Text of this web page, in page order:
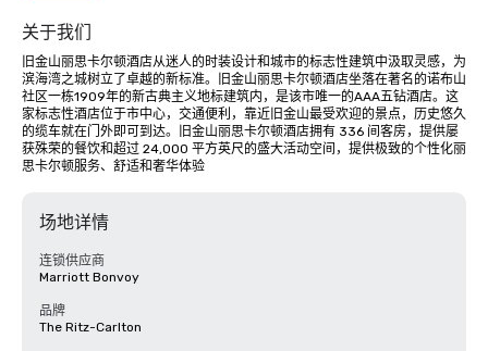
关于我们
旧金山丽思卡尔顿酒店从迷人的时装设计和城市的标志性建筑中汲取灵感，为
滨海湾之城树立了卓越的新标准。旧金山丽思卡尔顿酒店坐落在著名的诺布山
社区一栋1909年的新古典主义地标建筑内，是该市唯一的AAA五钻酒店。这
家标志性酒店位于市中心，交通便利，靠近旧金山最受欢迎的景点，历史悠久
的缆车就在门外即可到达。旧金山丽思卡尔顿酒店拥有 336 间客房，提供屡
获殊荣的餐饮和超过 24,000 平方英尺的盛大活动空间，提供极致的个性化丽
思卡尔顿服务、舒适和奢华体验
场地详情
连锁供应商
Marriott Bonvoy
品牌
The Ritz-Carlton